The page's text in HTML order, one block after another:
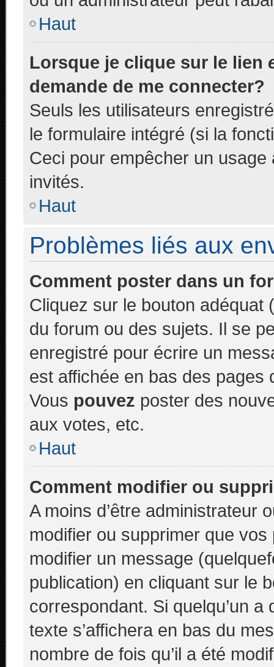
Haut
Lorsque je clique sur le lien
demande de me connecter?
Seuls les utilisateurs
le formulaire intégré (si la
Ceci pour empêcher un
invités.
Haut
Problèmes liés aux
Comment poster dans un
Cliquez sur le bouton adéquat
du forum ou des sujets. Il se
enregistré pour écrire un
est affichée en bas des
Vous pouvez poster des
aux votes, etc.
Haut
Comment modifier ou
A moins d’être administrateur
modifier ou supprimer que
modifier un message
publication) en cliquant sur le
correspondant. Si quelqu’un
texte s’affichera en bas du
nombre de fois qu’il a été